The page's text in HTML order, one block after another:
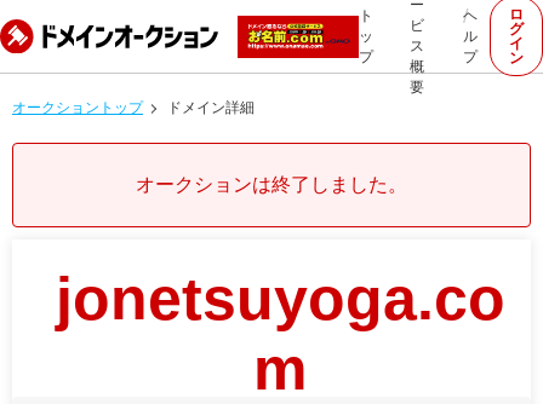
ト
ッ
プ
ー
ビ
ス
概
要
ヘ
ル
プ
ロ
グ
イ
ン
オークショントップ ドメイン詳細
オークションは終了しました。
jonetsuyoga.co
m